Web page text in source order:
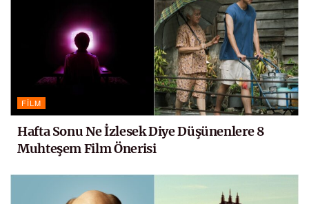
FILM
Hafta Sonu Ne İzlesek Diye Düşünenlere 8
Muhteşem Film Önerisi